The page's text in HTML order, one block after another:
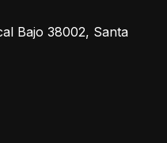
Bajo 38002, Santa